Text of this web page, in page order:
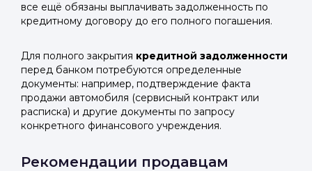
все ещё обязаны выплачивать задолженность по
кредитному договору до его полного погашения.
Для полного закрытия кредитной задолженности
перед банком потребуются определенные
документы: например, подтверждение факта
продажи автомобиля (сервисный контракт или
расписка) и другие документы по запросу
конкретного финансового учреждения.
Рекомендации продавцам